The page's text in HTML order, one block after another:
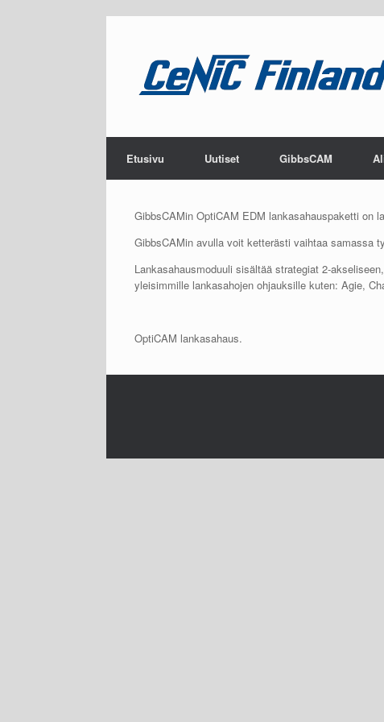
Etusivu Uutiset GibbsCAM
Lankasahaus (Wire EDM)
GibbsCAMin OptiCAM EDM lankasahauspaketti on
GibbsCAMin avulla voit ketterästi vaihtaa samassa
Lankasahausmoduuli sisältää strategiat 2-
yleisimmille lankasahojen ohjauksille kuten: Agie,
OptiCAM lankasahaus.